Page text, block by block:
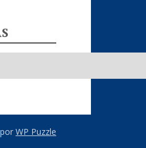
WP Puzzle